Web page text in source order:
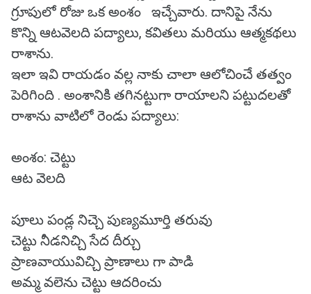
గ్రూపులో రోజు ఒక అంశం ఇచ్చేవారు. దానిపై నేను
కొన్ని ఆటవెలది పద్యాలు, కవితలు మరియు ఆత్మకథలు
రాశాను.
ఇలా ఇవి రాయడం వల్ల నాకు చాలా ఆలోచించే తత్వం
పెరిగింది . అంశానికి తగినట్టుగా రాయాలని పట్టుదలతో
రాశాను వాటిలో రెండు పద్యాలు:
అంశం: చెట్టు
ఆట వెలది
పూలు పండ్ల నిచ్చె పుణ్యమూర్తి తరువు
చెట్టు నీడనిచ్చి సేద దీర్చు
ప్రాణవాయువిచ్చి ప్రాణాలు గా పాడి
అమ్మ వలెను చెట్టు ఆదరించు